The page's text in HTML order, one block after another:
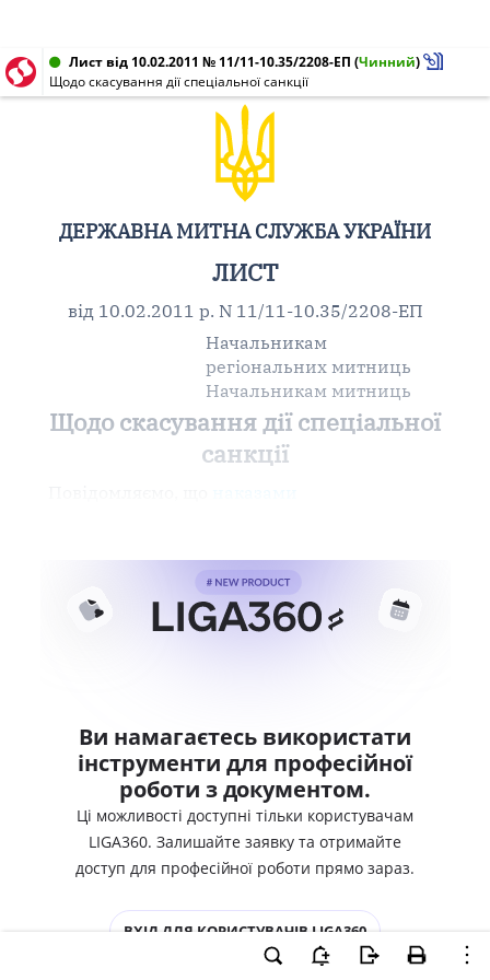
Лист від 10.02.2011 № 11/11-10.35/2208-ЕП (Чинний)
Щодо скасування дії спеціальної санкції
ДЕРЖАВНА МИТНА СЛУЖБА УКРАЇНИ
ЛИСТ
від 10.02.2011 р. N 11/11-10.35/2208-ЕП
Начальникам
регіональних митниць
Начальникам митниць
Щодо скасування дії спеціальної
санкції
Ви намагаєтесь використати
інструменти для професійної
роботи з документом.
Ці можливості доступні тільки користувачам
LIGA360. Залишайте заявку та отримайте
доступ для професійної роботи прямо зараз.
ВХІД ДЛЯ КОРИСТУВАЧІВ LIGA360
ХОЧУ СПРОБУВАТИ LIGA360 - ОТРИМАТИ